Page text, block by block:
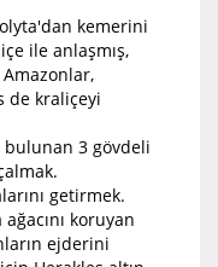
kemerini
ile anlaşmış,
Amazonlar,
de kraliçeyi
bulunan 3 gövdeli
getirmek.
koruyan
ejderini